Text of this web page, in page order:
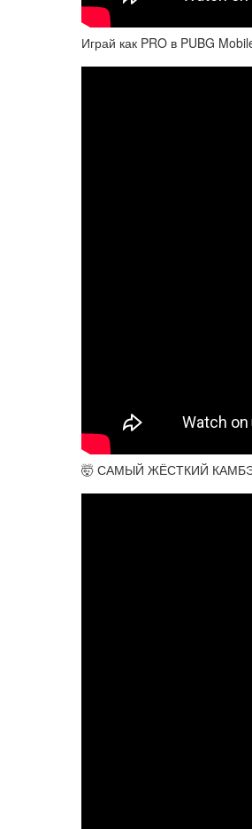
Играй как PRO в PUBG
🤯 САМЫЙ ЖЁСТКИЙ